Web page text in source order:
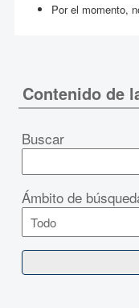
Por el momento,
Contenido de
Buscar
Ámbito de